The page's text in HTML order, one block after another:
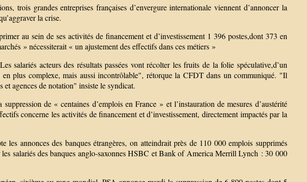
trois grandes entreprises françaises d’envergure internationale viennent d’annoncer la
la crise.
au sein de ses activités de financement et d’investissement 1 396 postes,dont 373 en
» nécessiterait « un ajustement des effectifs dans ces métiers »
salariés acteurs des résultats passées vont récolter les fruits de la folie spéculative,d’un
en plus complexe, mais aussi incontrôlable", rétorque la CFDT dans un communiqué. "Il
et agences de notation" insiste le syndicat.
de « centaines d’emplois en France » et l’instauration de mesures d’austérité
concerne les activités de financement et d’investissement, directement impactés par la
les annonces des banques étrangères, on atteindrait près de 110 000 emplois supprimés
salariés des banques anglo-saxonnes HSBC et Bank of America Merrill Lynch : 30 000